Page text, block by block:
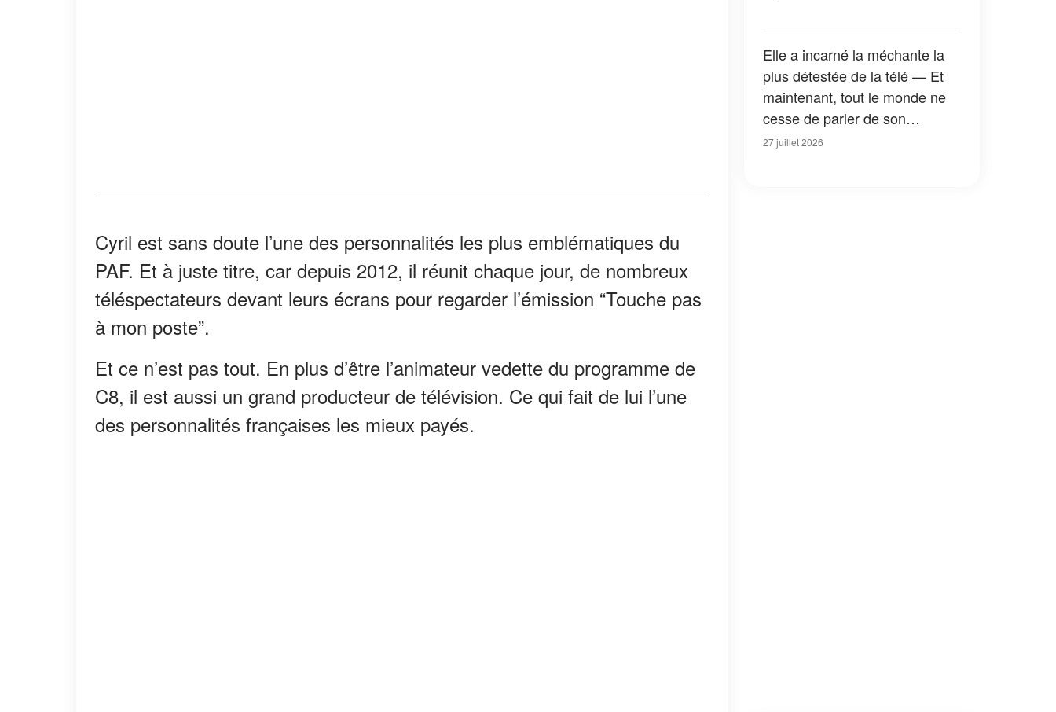
Cyril est sans doute l’une des personnalités les plus emblématiques du
PAF. Et à juste titre, car depuis 2012, il réunit chaque jour, de nombreux
téléspectateurs devant leurs écrans pour regarder l’émission “Touche pas
à mon poste”.
Et ce n’est pas tout. En plus d’être l’animateur vedette du programme de
C8, il est aussi un grand producteur de télévision. Ce qui fait de lui l’une
des personnalités françaises les mieux payés.
Elle a incarné la méchante la
plus détestée de la télé — Et
maintenant, tout le monde ne
cesse de parler de son
apparition dans la nouvelle
27 juillet 2026